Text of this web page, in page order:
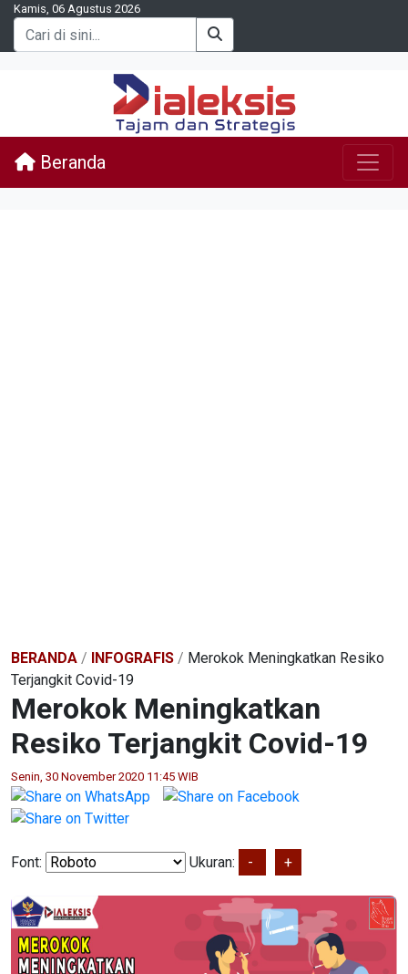
Kamis, 06 Agustus 2026
Beranda
BERANDA / INFOGRAFIS / Merokok Meningkatkan Resiko
Terjangkit Covid-19
Merokok Meningkatkan
Resiko Terjangkit Covid-19
Senin, 30 November 2020 11:45 WIB
Font: Ukuran: - +